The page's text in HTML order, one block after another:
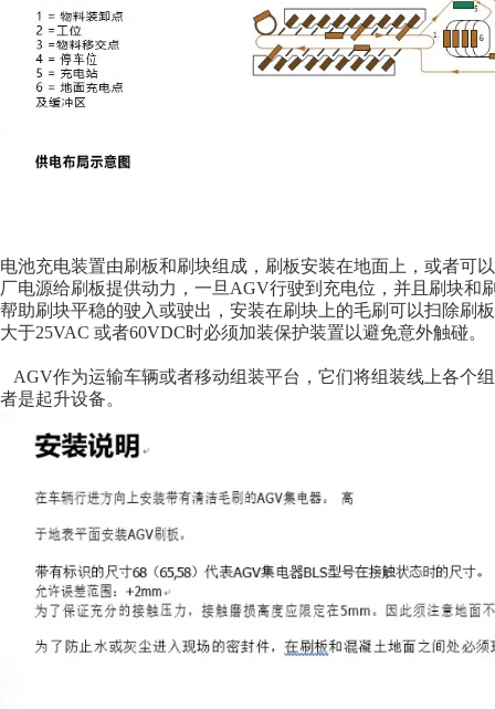
电池充电装置由刷板和刷块组成，刷板安装在地面上，或者可
厂电源给刷板提供动力，一旦AGV行驶到充电位，并且刷块
帮助刷块平稳的驶入或驶出，安装在刷块上的毛刷可以扫除刷
大于25VAC 或者60VDC时必须加装保护装置以避免意外触碰。
AGV作为运输车辆或者移动组装平台，它们将组装线上各个
者是起升设备。